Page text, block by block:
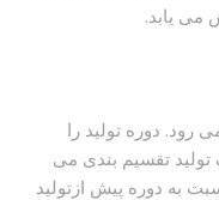
می یابد.
رود. دوره تولید را
تولید تقسیم بندی می
به دوره پیش ازتولید